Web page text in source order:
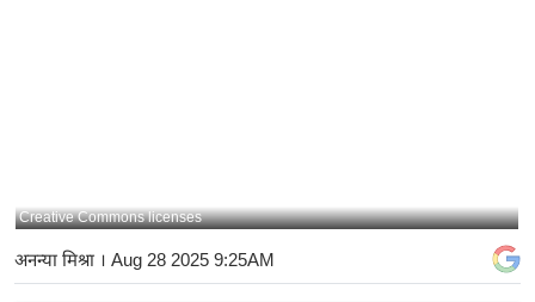
य
ज़
Creative Commons licenses
अनन्या मिश्रा । Aug 28 2025 9:25AM